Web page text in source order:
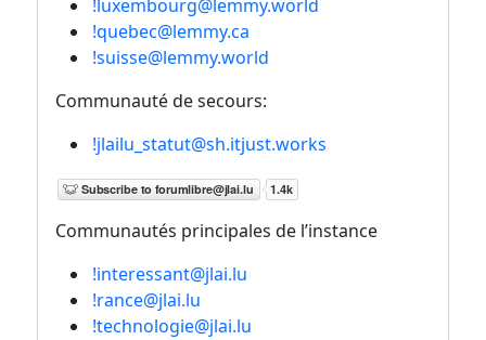
!luxembourg@lemmy.world
!quebec@lemmy.ca
!suisse@lemmy.world
Communauté de secours:
!jlailu_statut@sh.itjust.works
Communautés principales de l’instance
!interessant@jlai.lu
!rance@jlai.lu
!technologie@jlai.lu